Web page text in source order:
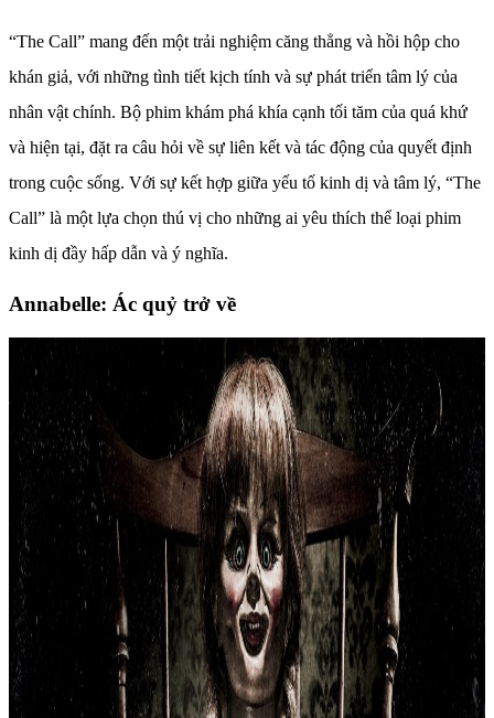
“The Call” mang đến một trải nghiệm căng thẳng và hồi hộp cho
khán giả, với những tình tiết kịch tính và sự phát triển tâm lý của
nhân vật chính. Bộ phim khám phá khía cạnh tối tăm của quá khứ
và hiện tại, đặt ra câu hỏi về sự liên kết và tác động của quyết định
trong cuộc sống. Với sự kết hợp giữa yếu tố kinh dị và tâm lý, “The
Call” là một lựa chọn thú vị cho những ai yêu thích thể loại phim
kinh dị đầy hấp dẫn và ý nghĩa.
Annabelle: Ác quỷ trở về